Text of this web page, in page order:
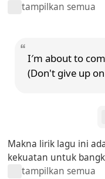
tampilkan semua
I′m about to
(Don't give up
Makna lirik lagu ini
kekuatan untuk
tampilkan semua